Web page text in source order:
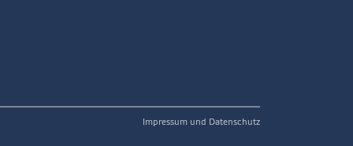
Impressum und Datenschutz